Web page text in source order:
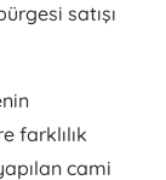
satışı
farklılık
cami